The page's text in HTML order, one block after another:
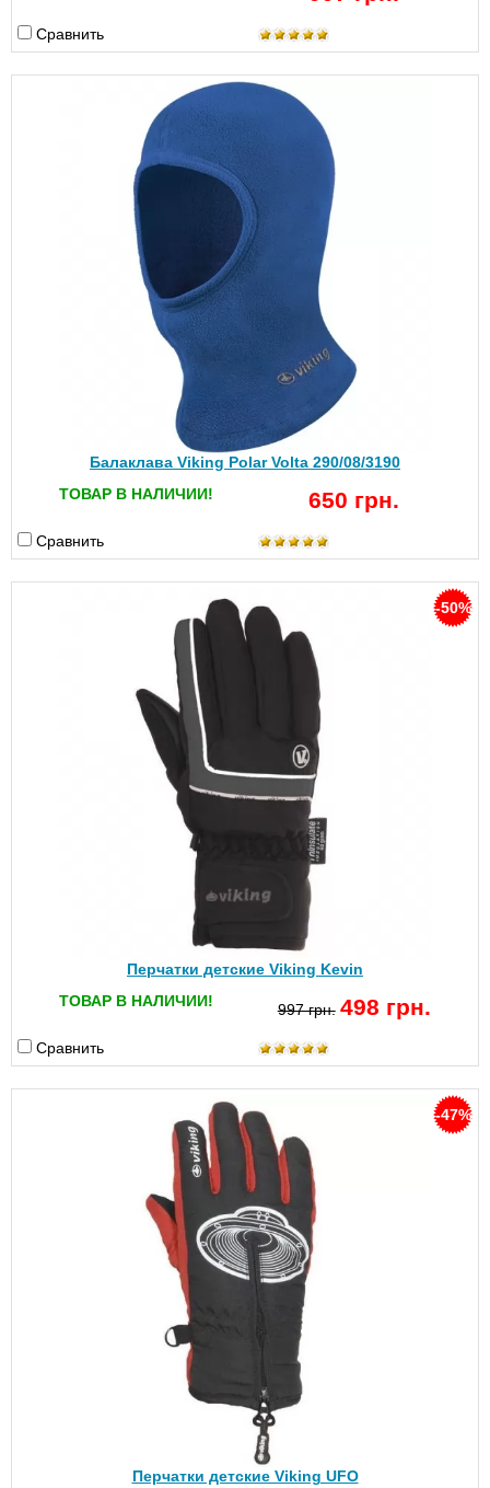
Сравнить
Балаклава Viking Polar Volta 290/08/3190
ТОВАР В НАЛИЧИИ!
650 грн.
Сравнить
-50%
Перчатки детские Viking Kevin
ТОВАР В НАЛИЧИИ!
997 грн. 498 грн.
Сравнить
-47%
Перчатки детские Viking UFO